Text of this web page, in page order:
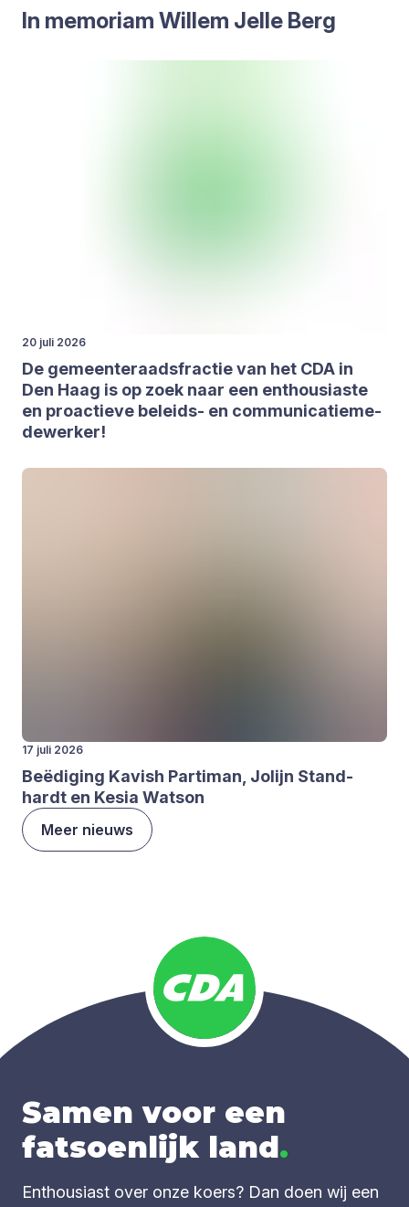
In memo­ri­am Wil­lem Jelle Berg
20 juli 2026
De gemeen­te­raads­frac­tie van het CDA in
Den Haag is op zoek naar een enthou­si­as­te
en pro­ac­tie­ve beleids- en com­mu­ni­ca­tie­me­
de­wer­ker!
17 juli 2026
Beë­di­ging Kavish Par­ti­man, Jolijn Stand­
hardt en Kesia Wat­son
Meer nieuws
Samen voor een
fatsoenlijk land.
Enthousiast over onze koers? Dan doen wij een